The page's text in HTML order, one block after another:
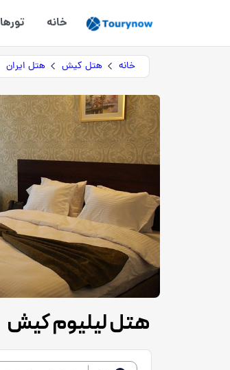
خانه تورها
خانه هتل کیش هتل ایران
هتل لیلیوم کیش